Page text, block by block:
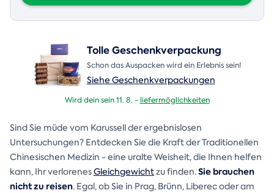
Tolle Geschenkverpackung
Schon das Auspacken wird ein Erlebnis sein!
Siehe Geschenkverpackungen
Wird dein sein 11. 8. -liefermöglichkeiten
Sind Sie müde vom Karussell der ergebnislosen
Untersuchungen? Entdecken Sie die Kraft der Traditionellen
Chinesischen Medizin - eine uralte Weisheit, die Ihnen helfen
kann, Ihr verlorenesGleichgewichtzu finden.Sie brauchen
nicht zu reisen. Egal, ob Sie in Prag, Brünn, Liberec oder am